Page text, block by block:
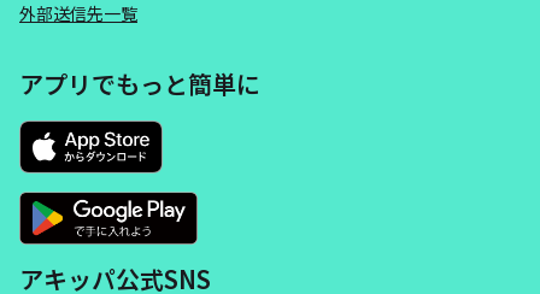
外部送信先一覧
アプリでもっと簡単に
アキッパ公式SNS